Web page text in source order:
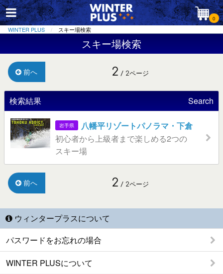
0
WINTER PLUS スキー場検索
スキー場検索
前へ 2 / 2ページ
検索結果 Search
岩手県
八幡平リゾートパノラマ・下倉
初心者から上級者まで楽しめる2つの
スキー場
前へ 2 / 2ページ
ウィンタープラスについて
パスワードをお忘れの場合
WINTER PLUSについて